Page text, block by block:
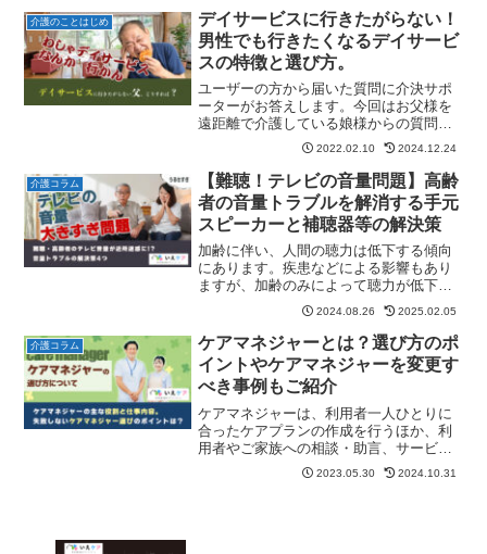
います。また、介護保険の手続きにも使
う重要な書類です。被保険...
介護のことはじめ
デイサービスに行きたがらない！
男性でも行きたくなるデイサービ
スの特徴と選び方。
ユーザーの方から届いた質問に介決サポ
ーターがお答えします。今回はお父様を
遠距離で介護している娘様からの質問を
紹介します。質問の内容は「デイサービ
スに行きたがらない父をデイサービスに
行かせるためにはどうしたらいい？」と
いうものです。質問「父を...
2022.02.10 2024.12.24
介護コラム
【難聴！テレビの音量問題】高齢
者の音量トラブルを解消する手元
スピーカーと補聴器等の解決策
加齢に伴い、人間の聴力は低下する傾向
にあります。疾患などによる影響もあり
ますが、加齢のみによって聴力が低下す
る老人性難聴などもあります。内耳にあ
る音を感じる神経が減っていくことで、
音が聞こえにくくなると言われていま
す。利用者家族要支援２の父...
2024.08.26 2025.02.05
介護コラム
ケアマネジャーとは？選び方のポ
イントやケアマネジャーを変更す
べき事例もご紹介
ケアマネジャーは、利用者一人ひとりに
合ったケアプランの作成を行うほか、利
用者やご家族への相談・助言、サービス
が適正に行われているかの見守りなど、
介護全般の調整・マネジメントを行う重
2023.05.30 2024.10.31